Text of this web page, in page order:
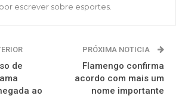
por escrever sobre esportes.
de
ao
PRÓXIMA NOTICIA
Flamengo confirma
acordo com mais um
nome importante